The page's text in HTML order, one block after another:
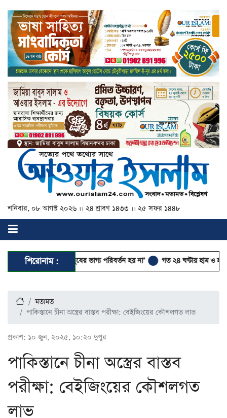
শনিবার, ০৮ আগস্ট ২০২৬ ।। ২৪ শ্রাবণ ১৪৩৩ ।। ২৫ সফর ১৪৪৮
শিরোনাম :
কিন্তু মানুষের ভাগ্য পরিবর্তন হয় না’ গত ২৪ ঘণ্টায় হাম ও হাম উপসর্গে ৪
মতামত
পাকিস্তানে চীনা অস্ত্রের বাস্তব পরীক্ষা: বেইজিংয়ের কৌশলগত লাভ
প্রকাশ: ১০ জুন, ২০২৫, ১০:২০ দুপুর
পাকিস্তানে চীনা অস্ত্রের বাস্তব
পরীক্ষা: বেইজিংয়ের কৌশলগত
লাভ